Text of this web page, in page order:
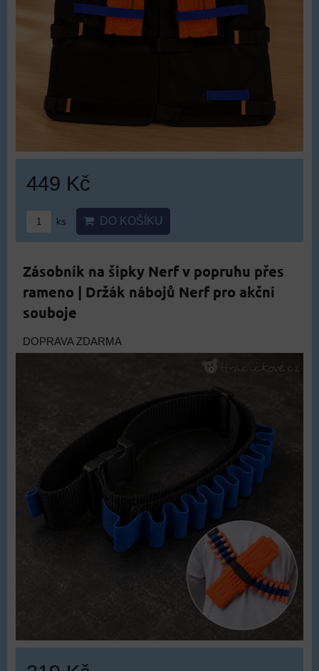
449 Kč
ks DO KOŠÍKU
Zásobník na šipky Nerf v popruhu přes
rameno | Držák nábojů Nerf pro akční
souboje
DOPRAVA ZDARMA